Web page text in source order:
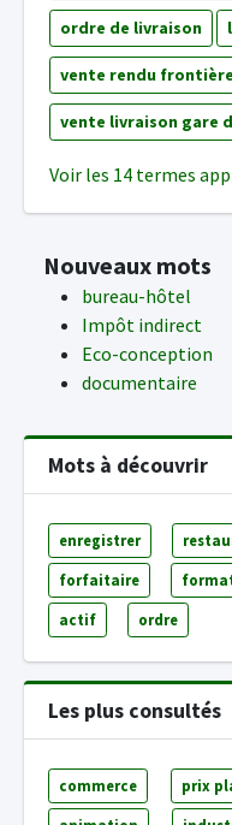
ordre de livraison
vente rendu
vente livraison gare
Voir les 14 termes
Nouveaux mots
bureau-hôtel
Impôt indirect
Eco-conception
documentaire
Mots à découvrir
enregistrer
forfaitaire
actif ordre
Les plus consultés
commerce prix